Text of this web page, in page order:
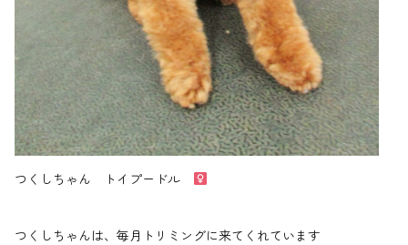
つくしちゃん トイプードル
つくしちゃんは、毎月トリミングに来てくれています